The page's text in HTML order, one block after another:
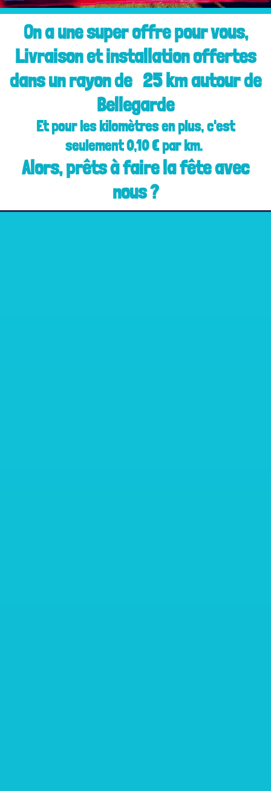
On a une super offre pour vous,
Livraison et installation offertes
dans un rayon de 25 km autour de
Bellegarde
Et pour les kilomètres en plus, c'est
seulement 0,10 € par km.
Alors, prêts à faire la fête avec
nous ?